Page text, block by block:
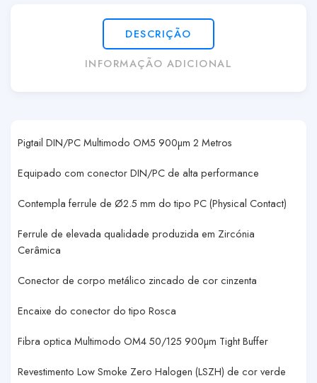
DESCRIÇÃO
INFORMAÇÃO ADICIONAL
Pigtail DIN/PC Multimodo OM5 900µm 2 Metros
Equipado com conector DIN/PC de alta performance
Contempla ferrule de Ø2.5 mm do tipo PC (Physical Contact)
Ferrule de elevada qualidade produzida em Zircónia
Cerâmica
Conector de corpo metálico zincado de cor cinzenta
Encaixe do conector do tipo Rosca
Fibra optica Multimodo OM4 50/125 900µm Tight Buffer
Revestimento Low Smoke Zero Halogen (LSZH) de cor verde